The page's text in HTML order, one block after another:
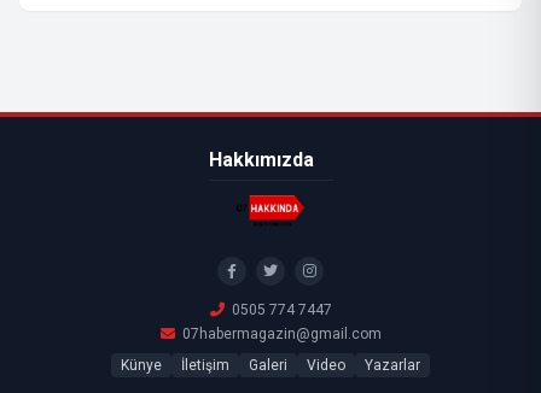
Hakkımızda
0505 774 7447
07habermagazin@gmail.com
Künye
İletişim Galeri Video Yazarlar